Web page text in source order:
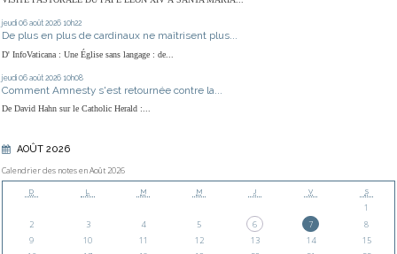
jeudi 06 août 2026 10h22
De plus en plus de cardinaux ne maîtrisent plus...
D' InfoVaticana : Une Église sans langage : de...
jeudi 06 août 2026 10h08
Comment Amnesty s'est retournée contre la...
De David Hahn sur le Catholic Herald :...
AOÛT 2026
Calendrier des notes en Août 2026
D L M M J V S
1
2
3 4 5 6 7
8
9
10 11 12 13 14
15